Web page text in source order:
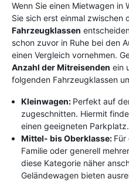
Wenn Sie einen Mietwagen in
Sie sich erst einmal zwischen
Fahrzeugklassen
schon zuvor in Ruhe bei den
einen Vergleich vornehmen.
Anzahl der Mitreisenden ein
folgenden Fahrzeugklassen
Kleinwagen: Perfekt auf
zugeschnitten. Hiermit
einen geeigneten Parkplatz.
Mittel- bis Oberklasse: Für
Familie oder generell
diese Kategorie näher
Geländewagen bieten